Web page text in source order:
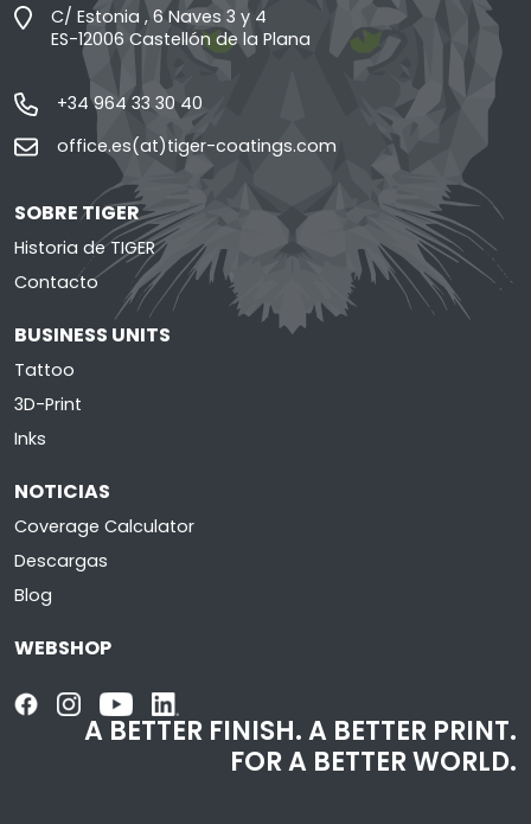
C/ Estonia , 6 Naves 3 y 4
ES-12006 Castellón de la Plana
+34 964 33 30 40
office.es(at)tiger-coatings.com
SOBRE TIGER
Historia de TIGER
Contacto
BUSINESS UNITS
Tattoo
3D-Print
Inks
NOTICIAS
Coverage Calculator
Descargas
Blog
WEBSHOP
A BETTER FINISH.A BETTER PRINT.
FOR A BETTER WORLD.